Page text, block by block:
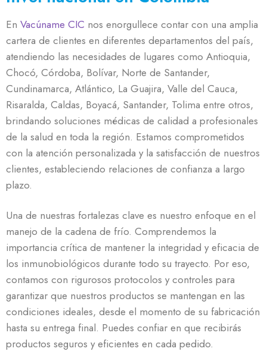
En Vacúname CIC nos enorgullece contar con una amplia
cartera de clientes en diferentes departamentos del país,
atendiendo las necesidades de lugares como Antioquia,
Chocó, Córdoba, Bolívar, Norte de Santander,
Cundinamarca, Atlántico, La Guajira, Valle del Cauca,
Risaralda, Caldas, Boyacá, Santander, Tolima entre otros,
brindando soluciones médicas de calidad a profesionales
de la salud en toda la región. Estamos comprometidos
con la atención personalizada y la satisfacción de nuestros
clientes, estableciendo relaciones de confianza a largo
plazo.
Una de nuestras fortalezas clave es nuestro enfoque en el
manejo de la cadena de frío. Comprendemos la
importancia crítica de mantener la integridad y eficacia de
los inmunobiológicos durante todo su trayecto. Por eso,
contamos con rigurosos protocolos y controles para
garantizar que nuestros productos se mantengan en las
condiciones ideales, desde el momento de su fabricación
hasta su entrega final. Puedes confiar en que recibirás
productos seguros y eficientes en cada pedido.